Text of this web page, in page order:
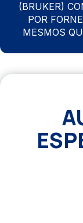
(BRUKER)
POR
MESMOS